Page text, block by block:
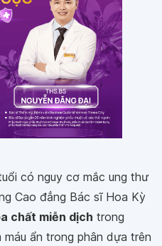
có nguy cơ mắc ung thư
Cao đẳng Bác sĩ Hoa Kỳ
chất miễn dịch trong
ẩn trong phân dựa trên